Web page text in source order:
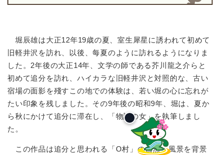
堀辰雄は大正12年19歳の夏、室生犀星に誘われて初めて
旧軽井沢を訪れ、以後、每夏のように訪れるようになりま
した。2年後の大正14年、文学の師である芥川龍之介らと
初めて追分を訪れ、ハイカラな旧軽井沢と対照的な、古い
宿場の面影を殘すこの地での体験は、若い堀の心に忘れが
たい印象を残しました。その9年後の昭和9年、堀は、夏か
ら秋にかけて追分に滞在し、「物語の女」を執筆しまし
た。
この作品は追分と思われる「О村」の自然・風景を背景